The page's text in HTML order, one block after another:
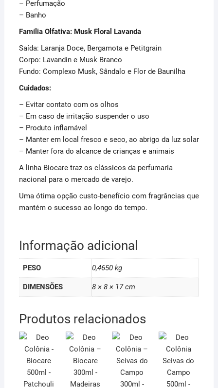
– Perfumação
– Banho
Família Olfativa: Musk Floral Lavanda
Saída: Laranja Doce, Bergamota e Petitgrain
Corpo: Lavandin e Musk Branco
Fundo: Complexo Musk, Sândalo e Flor de Baunilha
Cuidados:
– Evitar contato com os olhos
– Em caso de irritação suspender o uso
– Produto inflamável
– Manter em local fresco e seco, ao abrigo da luz solar
– Manter fora do alcance de crianças e animais
A linha Biocare traz os clássicos da perfumaria
nacional para o mercado de varejo.
Uma ótima opção custo-benefício com fragrâncias que
mantém o sucesso ao longo do tempo.
Informação adicional
PESO 0,4650 kg
DIMENSÕES 8 × 8 × 17 cm
Produtos relacionados